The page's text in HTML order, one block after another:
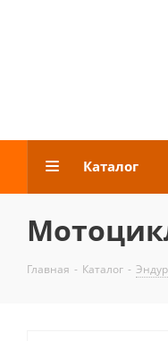
Каталог
Главная - Каталог -